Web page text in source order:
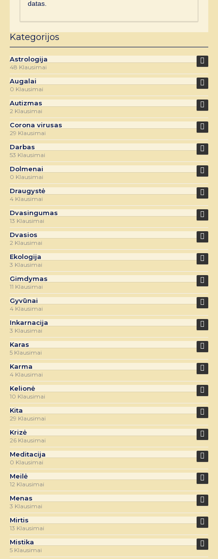
datas.
Kategorijos
Astrologija
48 Klausimai
Augalai
0 Klausimai
Autizmas
2 Klausimai
Corona virusas
29 Klausimai
Darbas
53 Klausimai
Dolmenai
0 Klausimai
Draugystė
4 Klausimai
Dvasingumas
13 Klausimai
Dvasios
2 Klausimai
Ekologija
3 Klausimai
Gimdymas
11 Klausimai
Gyvūnai
4 Klausimai
Inkarnacija
3 Klausimai
Karas
5 Klausimai
Karma
4 Klausimai
Kelionė
10 Klausimai
Kita
29 Klausimai
Krizė
26 Klausimai
Meditacija
0 Klausimai
Meilė
12 Klausimai
Menas
3 Klausimai
Mirtis
13 Klausimai
Mistika
5 Klausimai